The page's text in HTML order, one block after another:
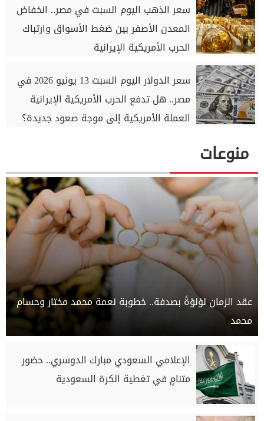
سعر الذهب اليوم السبت في مصر.. انخفاض
المعدن الأصفر بين ضغط الأسواق وارتباك
الحرب الأمريكية الإيرانية
سعر الدولار اليوم السبت 13 يونيو 2026 في
مصر.. هل تدفع الحرب الأمريكية الإيرانية
العملة الأمريكية إلى موجة صعود جديدة؟
منوعات
عقد الزمان لؤلؤةً بصدفة.. خطوبة نعمة محمد مختار وحسام
محمد
الإعلامي السعودي مبارك الدوسري.. حضور
متنامٍ في تغطية الكرة السعودية